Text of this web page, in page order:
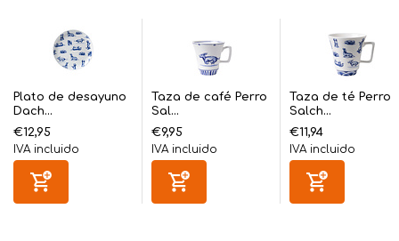
Plato de desayuno
Dach...
€12,95
IVA incluido
Taza de café Perro
Sal...
€9,95
IVA incluido
Taza de té Perro
Salch...
€11,94
IVA incluido